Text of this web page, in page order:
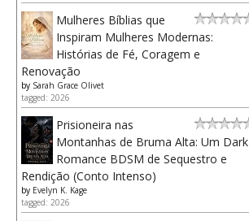
Mulheres Bíblias que
Inspiram Mulheres Modernas:
Histórias de Fé, Coragem e
Renovação
by Sarah Grace Olivet
tagged: 2026
Prisioneira nas
Montanhas de Bruma Alta: Um Dark
Romance BDSM de Sequestro e
Rendição (Conto Intenso)
by Evelyn K. Kage
tagged: 2026